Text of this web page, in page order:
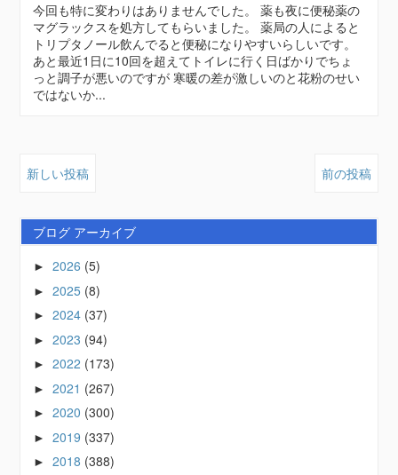
今回も特に変わりはありませんでした。 薬も夜に便秘薬の
マグラックスを処方してもらいました。 薬局の人によると
トリプタノール飲んでると便秘になりやすいらしいです。
あと最近1日に10回を超えてトイレに行く日ばかりでちょ
っと調子が悪いのですが 寒暖の差が激しいのと花粉のせい
ではないか...
新しい投稿 前の投稿
ブログ アーカイブ
►2026 (5)
►2025 (8)
►2024 (37)
►2023 (94)
►2022 (173)
►2021 (267)
►2020 (300)
►2019 (337)
►2018 (388)